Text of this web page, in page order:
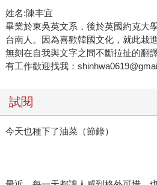
姓名:陳丰宜
畢業於東吳英文系，後於英國約克大
台南人。因為喜歡韓國文化，就此栽
無刻在自我與文字之間不斷拉扯的翻
有工作歡迎找我：
試閱
今天也種下了油菜（節錄）